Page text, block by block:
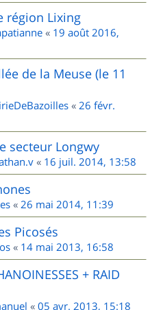
région Lixing
« 19 août 2016,
de la Meuse (le 11
« 26 févr.
secteur Longwy
« 16 juil. 2014, 13:58
« 26 mai 2014, 11:39
Picosés
« 14 mai 2013, 16:58
+ RAID
« 05 avr. 2013, 15:18